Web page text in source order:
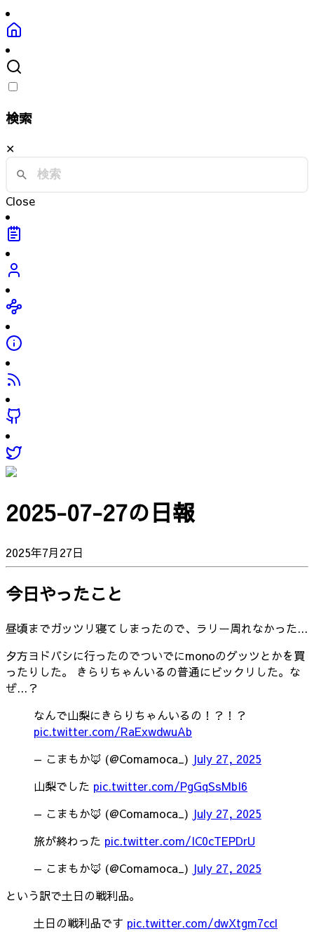
検索
✕
Close
2025-07-27の日報
2025年7月27日
今日やったこと
昼頃までガッツリ寝てしまったので、ラリー周れなかった...
夕方ヨドバシに行ったのでついでにmonoのグッツとかを買
ったりした。 きらりちゃんいるの普通にビックリした。な
ぜ...？
なんで山梨にきらりちゃんいるの！？！？
pic.twitter.com/RaExwdwuAb
— こまもか🦊 (@Comamoca_) July 27, 2025
山梨でした pic.twitter.com/PgGqSsMbI6
— こまもか🦊 (@Comamoca_) July 27, 2025
旅が終わった pic.twitter.com/IC0cTEPDrU
— こまもか🦊 (@Comamoca_) July 27, 2025
という訳で土日の戦利品。
土日の戦利品です pic.twitter.com/dwXtgm7ccl